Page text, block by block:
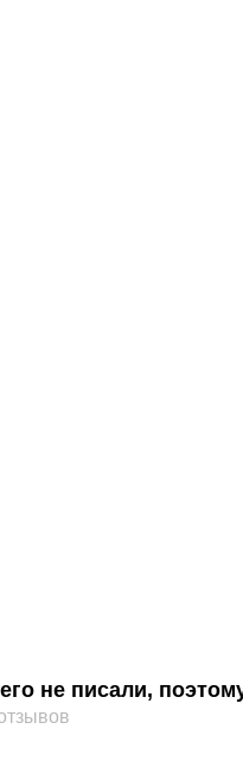
не писали,